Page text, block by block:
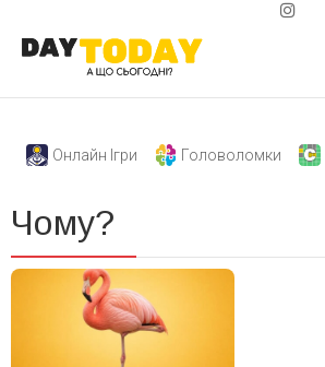
Онлайн Ігри Головоломки
Чому?